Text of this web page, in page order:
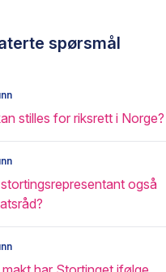
spørsmål
stilles for riksrett i Norge?
også